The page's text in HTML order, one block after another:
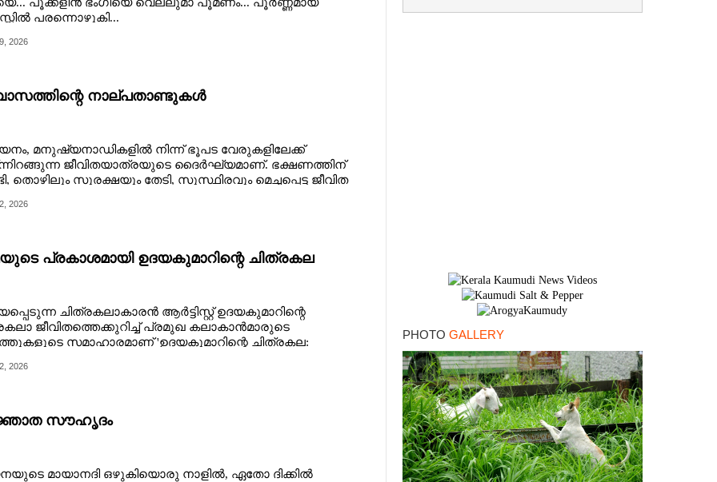
പരന്നൊഴുകി...
2026
നാല്‌പതാണ്ടുകൾ
മനുഷ്യനാഡികളിൽ നിന്ന് ഭൂപട വേരുകളിലേക്ക്
ജീവിതയാത്രയുടെ ദൈർഘ്യമാണ്. ഭക്ഷണത്തിന്
തൊഴിലും സുരക്ഷയും തേടി, സുസ്ഥിരവും മെച്ചപ്പെട്ട ജീവിത
പ്രവാസി ജനിക്കുന്നു, ‌ഈ പ്രവാസിജീവിതത്തിന്റെ
രചനയാണ് സാം പൈനുംമൂട് എഴുതിയ
നാല്‌പതാണ്ടുകൾ
2026
പ്രകാശമായി ഉദയകുമാറിന്റെ ചിത്രകല
ചിത്രകലാകാരൻ ആർട്ടിസ്റ്റ് ഉദയകുമാറിന്റെ
ജീവിതത്തെക്കുറിച്ച് പ്രമുഖ കലാകാൻമാരുടെ
സമാഹാരമാണ് 'ഉദയകുമാറിന്റെ ചിത്രകല:
2026
സൗഹൃദം
മായാനദി ഒഴുകിയൊരു നാളിൽ, ഏതോ ദിക്കിൽ
PHOTO GALLERY